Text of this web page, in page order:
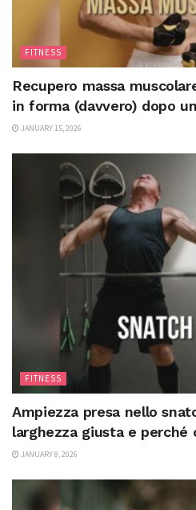
FITNESS
Recupero massa
in forma (davvero) dopo
JANUARY 15, 2026
FITNESS
Ampiezza presa nello
larghezza giusta e perché
JANUARY 8, 2026